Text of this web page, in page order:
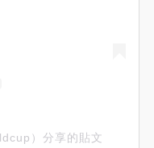
）分享的貼文